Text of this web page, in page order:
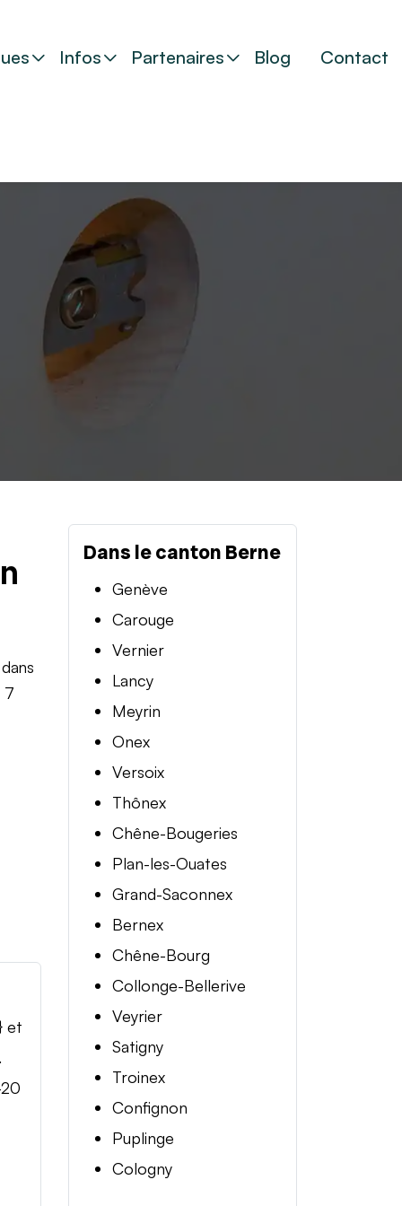
Infos Partenaires Blog Contact
7
et
Dans le canton Berne
Genève
Carouge
Vernier
Lancy
Meyrin
Onex
Versoix
Thônex
Chêne-Bougeries
Plan-les-Ouates
Grand-Saconnex
Bernex
Chêne-Bourg
Collonge-Bellerive
Veyrier
Satigny
Troinex
Confignon
Puplinge
Cologny